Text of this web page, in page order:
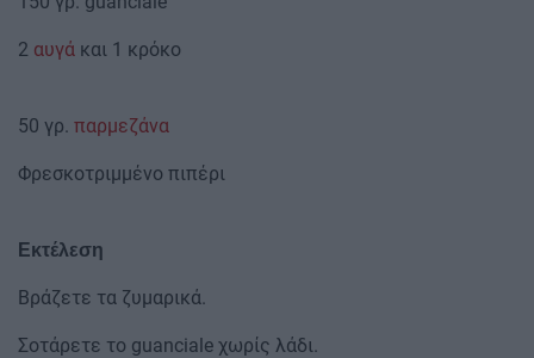
2 αυγά και 1 κρόκο
50 γρ. παρμεζάνα
Φρεσκοτριμμένο πιπέρι
Εκτέλεση
Βράζετε τα ζυμαρικά.
Σοτάρετε το guanciale χωρίς λάδι.